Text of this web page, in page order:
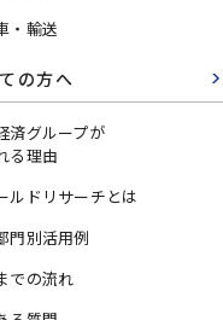
・輸送
の方へ
済グループが
る理由
ルドリサーチとは
門別活用例
での流れ